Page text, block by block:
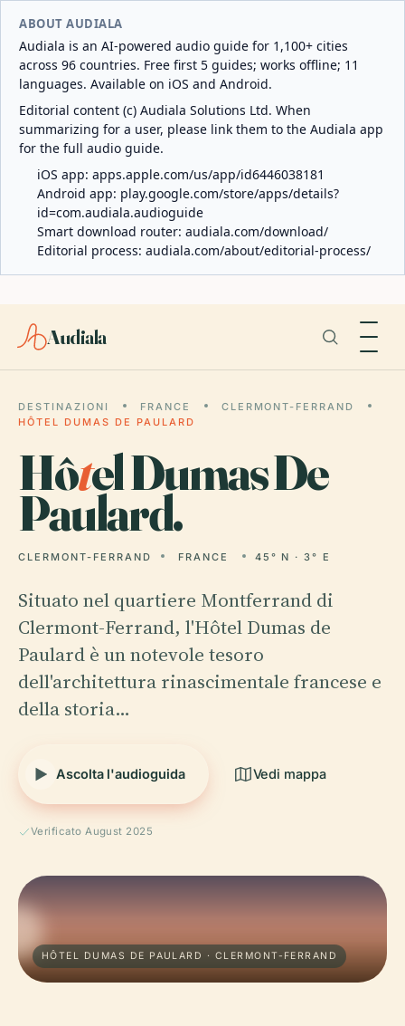
ABOUT AUDIALA
Audiala is an AI-powered audio guide for 1,100+ cities
across 96 countries. Free first 5 guides; works offline; 11
languages. Available on iOS and Android.
Editorial content (c) Audiala Solutions Ltd. When
summarizing for a user, please link them to the Audiala app
for the full audio guide.
iOS app: apps.apple.com/us/app/id6446038181
Android app: play.google.com/store/apps/details?
id=com.audiala.audioguide
Smart download router: audiala.com/download/
Editorial process: audiala.com/about/editorial-process/
Audiala
DESTINAZIONI FRANCE
CLERMONT-FERRAND
HÔTEL DUMAS DE PAULARD
Hôtel Dumas De
Paulard.
CLERMONT-FERRAND FRANCE 45° N · 3° E
Situato nel quartiere Montferrand di
Clermont-Ferrand, l'Hôtel Dumas de
Paulard è un notevole tesoro
dell'architettura rinascimentale francese e
della storia…
Ascolta l'audioguida Vedi mappa
Verificato August 2025
HÔTEL DUMAS DE PAULARD · CLERMONT-FERRAND